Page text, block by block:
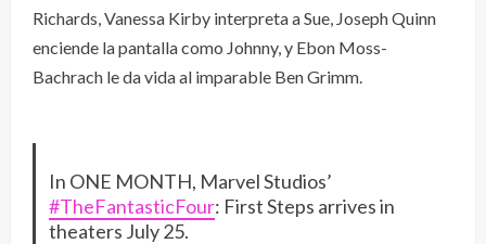
Richards, Vanessa Kirby interpreta a Sue, Joseph Quinn
enciende la pantalla como Johnny, y Ebon Moss-
Bachrach le da vida al imparable Ben Grimm.
In ONE MONTH, Marvel Studios’
#TheFantasticFour: First Steps arrives in
theaters July 25.